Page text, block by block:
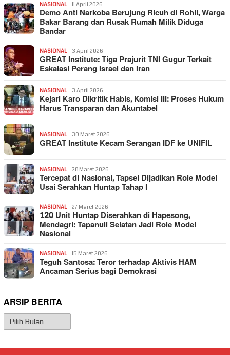
NASIONAL 11 April 2026
Demo Anti Narkoba Berujung Ricuh di Rohil, Warga
Bakar Barang dan Rusak Rumah Milik Diduga
Bandar
NASIONAL 3 April 2026
GREAT Institute: Tiga Prajurit TNI Gugur Terkait
Eskalasi Perang Israel dan Iran
NASIONAL 3 April 2026
Kejari Karo Dikritik Habis, Komisi III: Proses Hukum
Harus Transparan dan Akuntabel
NASIONAL 30 Maret 2026
GREAT Institute Kecam Serangan IDF ke UNIFIL
NASIONAL 28 Maret 2026
Tercepat di Nasional, Tapsel Dijadikan Role Model
Usai Serahkan Huntap Tahap I
NASIONAL 27 Maret 2026
120 Unit Huntap Diserahkan di Hapesong,
Mendagri: Tapanuli Selatan Jadi Role Model
Nasional
NASIONAL 15 Maret 2026
Teguh Santosa: Teror terhadap Aktivis HAM
Ancaman Serius bagi Demokrasi
ARSIP BERITA
Arsip
Berita